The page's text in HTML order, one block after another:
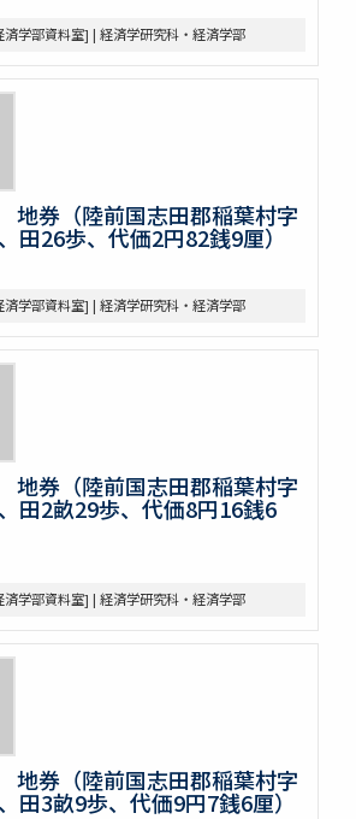
学部資料室] | 経済学研究科・経済学部
券（陸前国志田郡稲葉村字
田26歩、代価2円82銭9厘）
学部資料室] | 経済学研究科・経済学部
券（陸前国志田郡稲葉村字
田2畝29歩、代価8円16銭6
学部資料室] | 経済学研究科・経済学部
券（陸前国志田郡稲葉村字
田3畝9歩、代価9円7銭6厘）